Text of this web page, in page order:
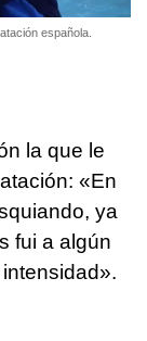
española.
la que le
«En
ya
fui a algún